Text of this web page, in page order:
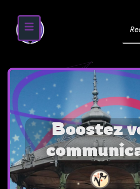
Boostez
Print, PLV, étiquettes, site web,
flyer, posters, Kakemono,